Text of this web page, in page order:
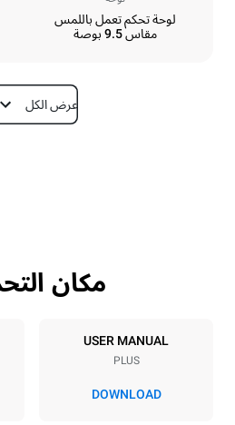
لوحة تحكم تعمل باللمس
مقاس 9.5 بوصة
الأبعاد
مواصفات
20
Distance between trays
عرض الكل
مكان
USER MANUAL
PLUS
DOWNLOAD